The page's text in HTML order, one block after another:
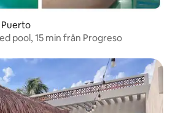
Puerto
pool, 15 min från Progreso